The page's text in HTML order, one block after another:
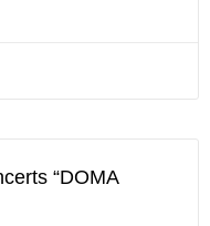
“DOMA